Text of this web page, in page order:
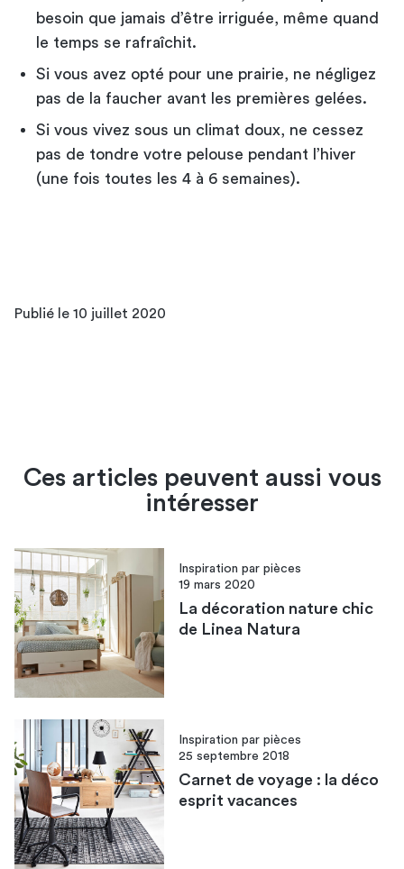
besoin que jamais d’être irriguée, même quand
le temps se rafraîchit.
Si vous avez opté pour une prairie, ne négligez
pas de la faucher avant les premières gelées.
Si vous vivez sous un climat doux, ne cessez
pas de tondre votre pelouse pendant l’hiver
(une fois toutes les 4 à 6 semaines).
Publié le 10 juillet 2020
Ces articles peuvent aussi vous
intéresser
Inspiration par pièces
19 mars 2020
La décoration nature chic
de Linea Natura
Inspiration par pièces
25 septembre 2018
Carnet de voyage : la déco
esprit vacances